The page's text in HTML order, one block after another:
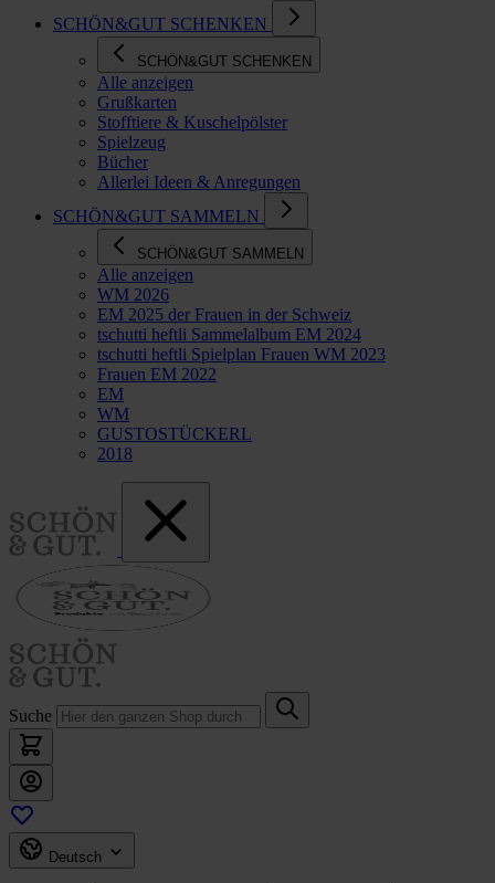
SCHÖN&GUT SCHENKEN
SCHÖN&GUT SCHENKEN
Alle anzeigen
Grußkarten
Stofftiere & Kuschelpölster
Spielzeug
Bücher
Allerlei Ideen & Anregungen
SCHÖN&GUT SAMMELN
SCHÖN&GUT SAMMELN
Alle anzeigen
WM 2026
EM 2025 der Frauen in der Schweiz
tschutti heftli Sammelalbum EM 2024
tschutti heftli Spielplan Frauen WM 2023
Frauen EM 2022
EM
WM
GUSTOSTÜCKERL
2018
Suche
Deutsch